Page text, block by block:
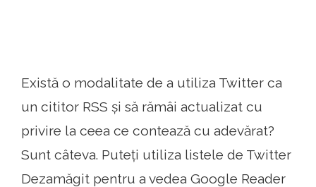
Există o modalitate de a utiliza Twitter ca
un cititor RSS și să rămâi actualizat cu
privire la ceea ce contează cu adevărat?
Sunt câteva. Puteți utiliza listele de Twitter
Dezamăgit pentru a vedea Google Reader